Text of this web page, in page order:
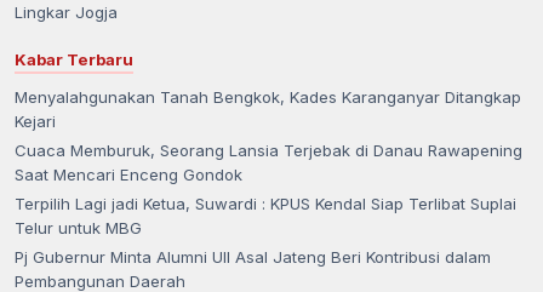
Lingkar Jogja
Kabar Terbaru
Menyalahgunakan Tanah Bengkok, Kades Karanganyar Ditangkap
Kejari
Cuaca Memburuk, Seorang Lansia Terjebak di Danau Rawapening
Saat Mencari Enceng Gondok
Terpilih Lagi jadi Ketua, Suwardi : KPUS Kendal Siap Terlibat Suplai
Telur untuk MBG
Pj Gubernur Minta Alumni UII Asal Jateng Beri Kontribusi dalam
Pembangunan Daerah